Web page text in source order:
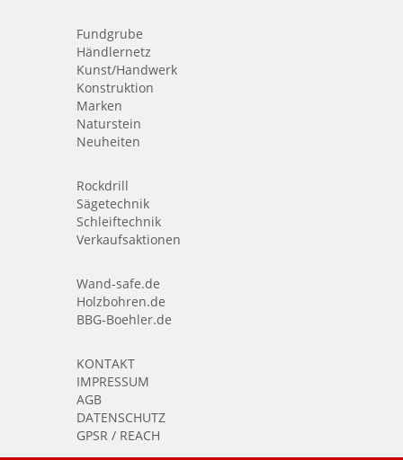
Fundgrube
Händlernetz
Kunst/Handwerk
Konstruktion
Marken
Naturstein
Neuheiten
Rockdrill
Sägetechnik
Schleiftechnik
Verkaufsaktionen
Wand-safe.de
Holzbohren.de
BBG-Boehler.de
KONTAKT
IMPRESSUM
AGB
DATENSCHUTZ
GPSR / REACH